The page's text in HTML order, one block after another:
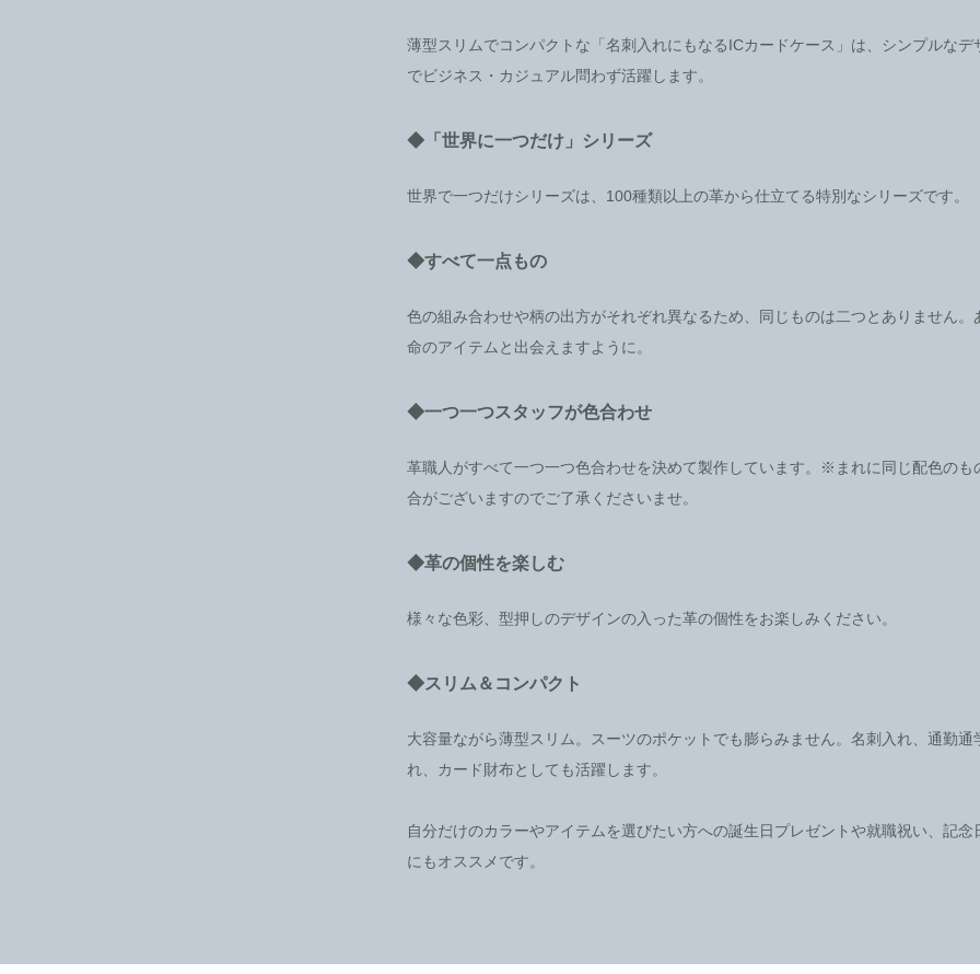
薄型スリムでコンパクトな「名刺入れにもなるICカードケース」は、シンプルなデ
でビジネス・カジュアル問わず活躍します。
◆「世界に一つだけ」シリーズ
世界で一つだけシリーズは、100種類以上の革から仕立てる特別なシリーズです。
◆すべて一点もの
色の組み合わせや柄の出方がそれぞれ異なるため、同じものは二つとありません。
命のアイテムと出会えますように。
◆一つ一つスタッフが色合わせ
革職人がすべて一つ一つ色合わせを決めて製作しています。※まれに同じ配色のも
合がございますのでご了承くださいませ。
◆革の個性を楽しむ
様々な色彩、型押しのデザインの入った革の個性をお楽しみください。
◆スリム＆コンパクト
大容量ながら薄型スリム。スーツのポケットでも膨らみません。名刺入れ、通勤通
れ、カード財布としても活躍します。
自分だけのカラーやアイテムを選びたい方への誕生日プレゼントや就職祝い、記念
にもオススメです。